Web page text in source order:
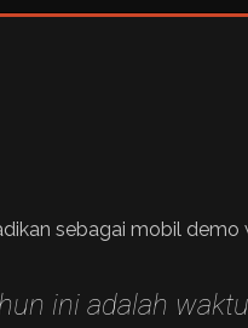
sebagai mobil demo
ini adalah